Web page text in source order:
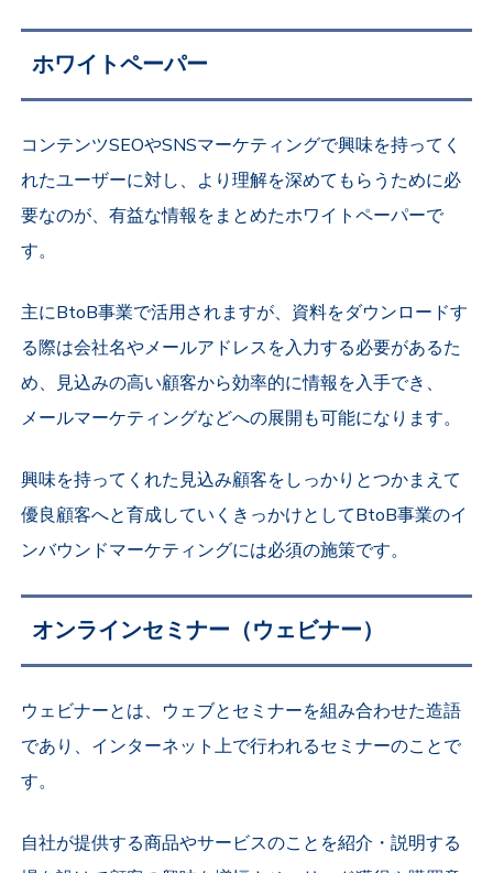
ホワイトペーパー
コンテンツSEOやSNSマーケティングで興味を持ってく
れたユーザーに対し、より理解を深めてもらうために必
要なのが、有益な情報をまとめたホワイトペーパーで
す。
主にBtoB事業で活用されますが、資料をダウンロードす
る際は会社名やメールアドレスを入力する必要があるた
め、見込みの高い顧客から効率的に情報を入手でき、
メールマーケティングなどへの展開も可能になります。
興味を持ってくれた見込み顧客をしっかりとつかまえて
優良顧客へと育成していくきっかけとしてBtoB事業のイ
ンバウンドマーケティングには必須の施策です。
オンラインセミナー（ウェビナー）
ウェビナーとは、ウェブとセミナーを組み合わせた造語
であり、インターネット上で行われるセミナーのことで
す。
自社が提供する商品やサービスのことを紹介・説明する